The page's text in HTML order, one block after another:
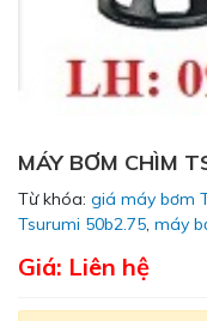
MÁY BƠM CHÌM
Từ khóa: giá máy bơm
Tsurumi 50b2.75, máy
Giá: Liên hệ